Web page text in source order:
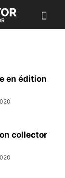
en édition
collector